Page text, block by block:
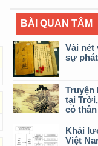
BÀI QUAN TÂM
Vài nét
sự
Truyện
tại
có thân
Khái
Việt